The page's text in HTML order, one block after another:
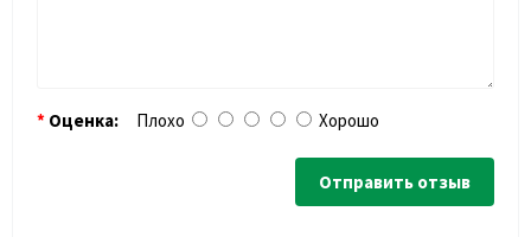
Оценка: Плохо Хорошо
Отправить отзыв